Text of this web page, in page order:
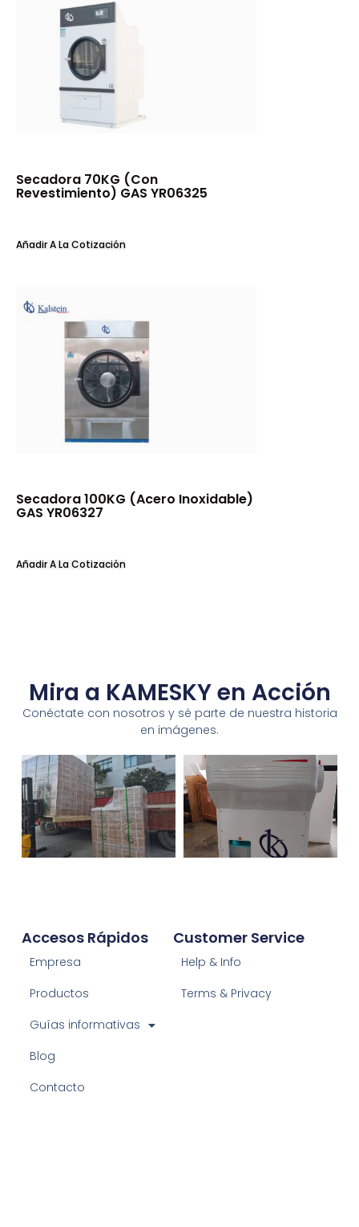
Secadora 70KG (Con
Revestimiento) GAS YR06325
Añadir A La Cotización
Secadora 100KG (Acero Inoxidable)
GAS YR06327
Añadir A La Cotización
Mira a KAMESKY en Acción
Conéctate con nosotros y sé parte de nuestra historia
en imágenes.
Customer Service
Help & Info
Terms & Privacy
Accesos Rápidos
Empresa
Productos
Guías informativas
Blog
Contacto